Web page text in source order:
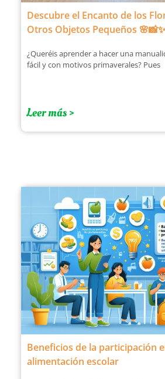
Descubre el Encanto de los
Otros Objetos Pequeños 🌸📸✨
¿Queréis aprender a hacer una
fácil y con motivos primaverales? Pues
Leer más >
Beneficios de la participación
alimentación escolar